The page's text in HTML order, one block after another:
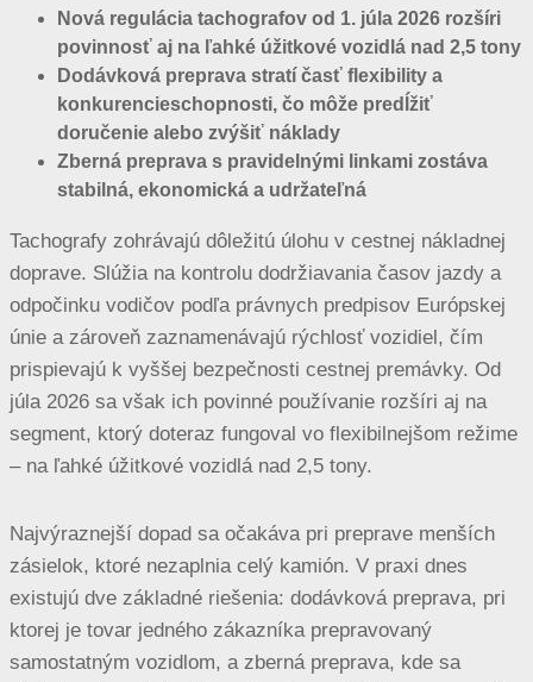
Nová regulácia tachografov od 1. júla 2026 rozšíri
povinnosť aj na ľahké úžitkové vozidlá nad 2,5 tony
Dodávková preprava stratí časť flexibility a
konkurencieschopnosti, čo môže predĺžiť
doručenie alebo zvýšiť náklady
Zberná preprava s pravidelnými linkami zostáva
stabilná, ekonomická a udržateľná
Tachografy zohrávajú dôležitú úlohu v cestnej nákladnej
doprave. Slúžia na kontrolu dodržiavania časov jazdy a
odpočinku vodičov podľa právnych predpisov Európskej
únie a zároveň zaznamenávajú rýchlosť vozidiel, čím
prispievajú k vyššej bezpečnosti cestnej premávky. Od
júla 2026 sa však ich povinné používanie rozšíri aj na
segment, ktorý doteraz fungoval vo flexibilnejšom režime
– na ľahké úžitkové vozidlá nad 2,5 tony.
Najvýraznejší dopad sa očakáva pri preprave menších
zásielok, ktoré nezaplnia celý kamión. V praxi dnes
existujú dve základné riešenia: dodávková preprava, pri
ktorej je tovar jedného zákazníka prepravovaný
samostatným vozidlom, a zberná preprava, kde sa